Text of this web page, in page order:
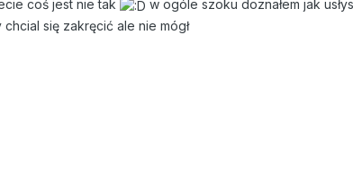
coś jest nie tak
w ogóle szoku doznałem jak
się zakręcić ale nie mógł